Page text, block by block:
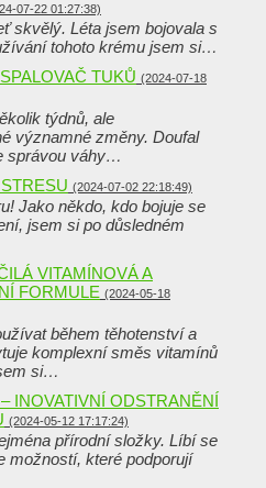
07-22 01:27:38)
skvělý. Léta jsem bojovala s
tohoto krému jsem si…
TUKŮ (2024-07-18
týdnů, ale
významné změny. Doufal
správou váhy…
(2024-07-02 22:18:49)
Jako někdo, kdo bojuje se
jsem si po důsledném
VITAMÍNOVÁ A
FORMULE (2024-05-18
během těhotenství a
komplexní směs vitamínů
si…
INOVATIVNÍ ODSTRANĚNÍ
(2024-05-12 17:17:24)
přírodní složky. Líbí se
možností, které podporují